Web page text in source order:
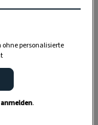
ohne personalisierte
.